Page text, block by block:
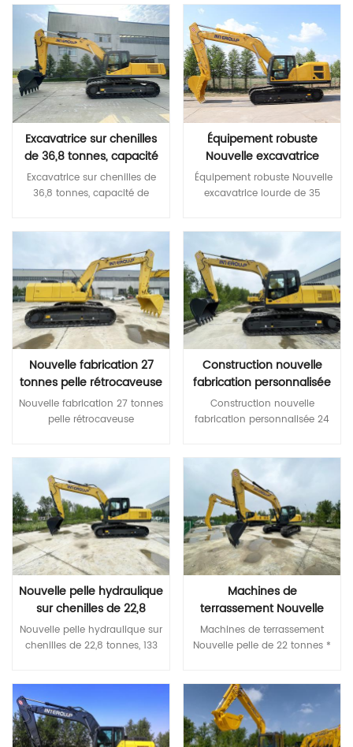
Dimensions Angle
d'inclinaison du mât/chariot
(avant/arrière) Degré (°) 6/12
Hauteur du mât (abaissement
des fourches) mm 2990
Hauteur de levage du mât
mm 3000 Hauteur max. mm
4450 hauteur jusqu'au
garde-tête (hauteur jusqu'à
la cabine) mm 2780 Hauteur
totale (avec fourches) mm
6660 Fourche avant verticale
face à l'extrémité arrière du
hors tout mm 2350 Dimension
1800*200*90 Largeur du
tablier porte-fourche mm
2260 Mât min sol (avec
charge) mm 270
Empattement central min au
sol (avec charge) mm 310
mm 4700 Vitesse de
déplacement (avec
charge/sans charge) km/h
22/30 Performance Vitesse de
240/300 tractionn KN 120
aptitude en pente (avec
charge/sans charge) % 20/22
Frein de conduite Pince
hydraulique discvc Moteur
Marque/modèle du moteur
Moteur Yuchai YJ6J150-T301
Puissance nominale 110 (kW)
Cylindre n° 6 Autres
Engrenages de transmission
(avant/arrière) 2/1 Plus de
détails
Boom renforcé, bâton et seau
Parties structurelles *Plus de
confort coordonné Nouvelle
cabine très rigide, calme et
confortable Moniteur LCD
couleur pour une surveillance
et une maintenance pratiques
Divers modes de travail et
tailles facultatives
Caractéristiques MODÈLE Unité
Poids de fonctionnement
Tonne 53 Capacité de seau
moteur Ykvft-315L2 QSL8.9
min 280 264/2100 Volume de
réservoir de carburant L 500
Vitesse de voyage km / h
4.8/3.0 Vitesse de balançoire r
/ min 9 Degré d'escalade
maximum Â° 30 Force de
Max ISO KN 298 Pression de
mise à la terre moyenne Kpa
95 Modèle de pompe
hydraulique En ligne
réglage MPA 37 Volume de
réservoir hydraulique L 480
UN Durée globale MM 13180
B Largeur globale MM 3340 C
Hauteur globale ï¼au
sommet du boom ï¼ MM 3780
D Hauteur globale ï¼au
sommet de la cabine ï¼ MM
3280 E Déclaration de sol
contrepoids MM 1300 F Min.
autorisation de sol 720 MM
G Rayon de swing de queue
4850 MM H Longueur de
Longueur de piste 5390 MM
K Jauge de piste 2740 MM L
Largeur de piste 3340 MM M
Largeur de la chaussure de
Lire La Suite
Excavatrice sur chenilles
de 36,8 tonnes, capacité
de godet de 1,6 à 1,8 CBM
avec chenille en
Excavatrice sur chenilles de 36,8 tonnes, capacité de godet de 1,6 à 1,8 CBM avec chenille en caoutchouc * Configuration de base haut de gamme de première classe Conforme au moteur Cummins à émissions Stage III, avec une excellente puissance Le moteur Isuzu est conforme aux émissions Stage III, économisant ainsi du carburant et de l'énergie. Pompe principale et vanne principale de marque internationale Les composants hydrauliques de marque mondiale garantissent une grande fiabilité du système hydraulique * Fiabilité et durabilité supérieures Une plus grande fiabilité et durabilité Corps robuste et haute résistance Pièces structurelles renforcées de la flèche, du bras et du godet * Un confort plus coordonné Nouvelle cabine silencieuse, confortable et très rigide Moniteur LCD couleur pour une surveillance et une maintenance pratiques Plusieurs modes de fonctionnement disponibles Caractéristiques MODÈLE Unité QIT 385,9 Poids opérationnel Tonne 36,8 Capacité du seau m³ 1,6-1,8 Modèle de moteur 五十铃6HK1X Puissance nominale kW/tr/min 212/2000 Volume du réservoir de carburant L 595 Vitesse de voyage km/h 5.2/3.3 Vitesse de swing tr/min 8.5 Degré d'escalade maximum ° 70 Force d'arrachage du godet à puissance max ISO KN 256 Pression de mise à la terre moyenne KPA 70,8 Modèle de pompe hydraulique En ligne V90N180/KPM K5V160DT Débit maximal L/min 360x2/320x2 Pression de réglage MPa 37 Volume du réservoir hydraulique L 310 Une longueur hors tout mm 11150 B Largeur hors tout mm 3190 C Hauteur totale （jusqu'au sommet de la flèche ） mm 3280 D Hauteur hors tout （jusqu'au sommet de la cabine ） mm 3280 E Garde au sol du contrepoids mm 1210 F Min. garde au sol mm 495 G Rayon de pivotement arrière mm 3420 H Longueur de mise à la terre du rail mm 4030 J Longueur de piste mm 4955 K Voie écartement mm 2590 L Largeur de voie mm 3190 Largeur des patins M mm 600 N Largeur du plateau tournant mm 2995 Ô Max. hauteur de fouille mm 9800 PMax . hauteur de déversement mm 6830 QMax . profondeur de creusement mm 6890 RMax . profondeur de creusement des murs verticaux mm 6000 SMax . profondeur de creusement pour un plan horizontal de 2,5 m mm 6800 TMax . portée de creusement mm 10800 U Portée d'excavation max. au niveau du sol mm 10600 VMin . rayon de rotation mm 4285 WMax . hauteur au rayon d'oscillation minimum mm 8500 X Distance du centre de rotation à l'arrière mm 3420
Équipement robuste
Nouvelle excavatrice
lourde de 35 tonnes
Équipement robuste Nouvelle
excavatrice lourde de 35
première classe Conforme au
moteur Cummins à émissions
Stage III, avec une excellente
puissance Le moteur Isuzu est
conforme aux émissions
Stage III, économisant ainsi
du carburant et de l'énergie.
Pompe principale et vanne
principale de marque
internationale Les
composants hydrauliques de
marque mondiale
garantissent une grande
hydraulique * Fiabilité et
durabilité supérieures Une
plus grande fiabilité et
durabilité Corps robuste et
haute résistance Pièces
structurelles renforcées de la
flèche, du bras et du godet *
Un confort plus coordonné
Nouvelle cabine silencieuse,
confortable et très rigide
une surveillance et une
maintenance pratiques
fonctionnement disponibles
Caractéristiques Modèle 规格型
号 QIT 360,8 斗容Capacité du
godet (m3) m³ 1,6/1,8 Poids
Lire La Suite
Nouvelle fabrication 27
tonnes pelle rétrocaveuse
hydraulique trou minier
pelle pelles sur chenilles
Nouvelle fabrication 27 tonnes pelle rétrocaveuse hydraulique trou minier pelle pelles sur chenilles excavatrice * Configuration de base haut de gamme de première classe Conforme au moteur Cummins à émissions Stage III, avec une excellente puissance Le moteur Isuzu est conforme aux émissions Stage III, économisant ainsi du carburant et de l'énergie. Pompe principale et vanne principale de marque internationale Les composants hydrauliques de marque mondiale garantissent une grande fiabilité du système hydraulique * Fiabilité et durabilité supérieures Une plus grande fiabilité et durabilité Corps robuste et haute résistance Pièces structurelles renforcées de la flèche, du bras et du godet * Un confort plus coordonné Nouvelle cabine silencieuse, confortable et très rigide Moniteur LCD couleur pour une surveillance et une maintenance pratiques Plusieurs modes de fonctionnement disponibles Caractéristiques MODÈLE Unité QIT 270.9LC Poids opérationnel Tonne 27,5 Capacité du seau m³ 1.3 Modèle de moteur Version QSB7.0 Puissance nominale kW/tr/min 169/2050 Volume du réservoir de carburant L 420 Vitesse de voyage km/h 4,1/2,5 Vitesse de swing tr/min 10.5 Degré d'escalade maximum ° 70 Force d'arrachage du godet à puissance max ISO KN 172 Pression de mise à la terre moyenne KPA 56 Modèle de pompe hydraulique KPMK3V112DT Débit maximal L/min 228*2 Pression de réglage MPa 37.3 Volume du réservoir hydraulique L 246 Une longueur hors tout mm 10000 B Largeur hors tout mm 3190 C Hauteur totale （jusqu'au sommet de la flèche ） mm 3325 D Hauteur hors tout （jusqu'au sommet de la cabine ） mm 3220 E Garde au sol du contrepoids mm 1080 F Min. garde au sol mm 520 G Rayon de pivotement arrière mm 2910 H Longueur de mise à la terre du rail mm 3715 J Longueur de piste mm 4625 K Voie écartement mm 2590 L Largeur de voie mm 3190 Largeur des patins M mm 600 N Largeur du plateau tournant mm 2700 Ô Max. hauteur de fouille mm 9310 PMax . hauteur de déversement mm 6440 QMax . profondeur de creusement mm 6875 RMax . profondeur de creusement des murs verticaux mm 5860 SMax . profondeur de creusement pour un plan horizontal de 2,5 m mm 6680 TMax . portée de creusement mm 10170 U Portée d'excavation max. au niveau du sol mm 9990 VMin . rayon de rotation mm 3975 WMax . hauteur au rayon d'oscillation minimum mm 7835 X Distance du centre de rotation à l'arrière mm 2910
Lire La Suite
Construction nouvelle
fabrication personnalisée
24 tonnes de pelles
minières hydrauliques
Construction nouvelle fabrication personnalisée 24 tonnes de pelles minières hydrauliques * Configuration de base haut de gamme de première classe Conforme au moteur Cummins à émissions Stage III, avec une excellente puissance Le moteur Isuzu est conforme aux émissions Stage III, économisant ainsi du carburant et de l'énergie. Pompe principale et vanne principale de marque internationale Les composants hydrauliques de marque mondiale garantissent une grande fiabilité du système hydraulique * Fiabilité et durabilité supérieures Une plus grande fiabilité et durabilité Corps robuste et haute résistance Pièces structurelles renforcées de la flèche, du bras et du godet * Un confort plus coordonné Nouvelle cabine silencieuse, confortable et très rigide Moniteur LCD couleur pour une surveillance et une maintenance pratiques Plusieurs modes de fonctionnement disponibles Caractéristiques MODÈLE Unité QIT 240,9 Poids opérationnel Tonne 24 Capacité du seau m³ 1.2 Modèle de moteur Version QSB7.0 Puissance nominale kW/tr/min 142/1950 Volume du réservoir de carburant L 420 Vitesse de voyage km/h 5,2/3,5 Vitesse de swing tr/min 11 Degré d'escalade maximum ° 70 Force d'arrachage du godet à puissance max ISO KN 172 Pression de mise à la terre moyenne KPA 49.4 Modèle de pompe hydraulique KPMK3V112DT ​ Débit maximal L/min 228x2 Pression de réglage MPa 37 Volume du réservoir hydraulique L 246 Une longueur hors tout mm 9850 B Largeur hors tout mm 2980 C Hauteur totale （jusqu'au sommet de la flèche ） mm 3190 D Hauteur hors tout （jusqu'au sommet de la cabine ） mm 3120 E Garde au sol du contrepoids mm 1065 F Min. garde au sol mm 440 G Rayon de pivotement arrière mm 2810 H Longueur de mise à la terre du rail mm 3640 J Longueur de piste mm 4450 K Voie écartement mm 2380 L Largeur de voie mm 2980 Largeur des patins M mm 600 N Largeur du plateau tournant mm 2700 Ô Max. hauteur de fouille mm 9310 PMax . hauteur de déversement mm 6440 QMax . profondeur de creusement mm 6875 RMax . profondeur de creusement des murs verticaux mm 5860 SMax . profondeur de creusement pour un plan horizontal de 2,5 m mm 6680 TMax . portée de creusement mm 10170 U Portée d'excavation max. au niveau du sol mm 9990 VMin . rayon de rotation mm 3975 WMax . hauteur au rayon d'oscillation minimum mm 7775 X Distance du centre de rotation à l'arrière mm 2810 Z Hauteur du contrepo
Lire La Suite
Nouvelle pelle hydraulique
sur chenilles de 22,8
tonnes, 133 kW
Nouvelle pelle hydraulique sur chenilles de 22,8 tonnes, 133 kW * Configuration de base haut de gamme de première classe Conforme au moteur Cummins à émissions Stage III, avec une excellente puissance Le moteur Isuzu est conforme aux émissions Stage III, économisant ainsi du carburant et de l'énergie. Pompe principale et vanne principale de marque internationale Les composants hydrauliques de marque mondiale garantissent une grande fiabilité du système hydraulique * Fiabilité et durabilité supérieures Une plus grande fiabilité et durabilité Corps robuste et haute résistance Pièces structurelles renforcées de la flèche, du bras et du godet * Un confort plus coordonné Nouvelle cabine silencieuse, confortable et très rigide Moniteur LCD couleur pour une surveillance et une maintenance pratiques Plusieurs modes de fonctionnement disponibles Caractéristiques MODÈLE Unité QIT 220,9 Poids opérationnel Tonne 22,8 Capacité du seau m³ 1.0 Modèle de moteur 五十铃4HK1X Version QSB7.0 Puissance nominale kW/tr/min 133/2000 124/1800 Volume du réservoir de carburant L 420 Vitesse de voyage km/h 5,2/3,5 Vitesse de swing tr/min 11.5 Degré d'escalade maximum ° 70 Force d'arrachage du godet à puissance max ISO KN 157 Pression de mise à la terre moyenne KPA 46,5 Modèle de pompe hydraulique En ligne V90N130 KPM3V112DT Débit maximal L/min 250*2 228*2 Pression de réglage MPa 37 Volume du réservoir hydraulique L 246 Une longueur hors tout mm 9560 B Largeur hors tout mm 2980 C Hauteur totale （jusqu'au sommet de la flèche ） mm 3040 D Hauteur hors tout （jusqu'au sommet de la cabine ） mm 3120 E Garde au sol du contrepoids mm 1065 F Min. garde au sol mm 466 G Rayon de pivotement arrière mm 2720 H Longueur de mise à la terre du rail mm 3445 J Longueur de piste mm 4260 K Voie écartement mm 2380 L Largeur de voie mm 2980 Largeur des patins M mm 600 N Largeur du plateau tournant mm 2700 Ô Max. hauteur de fouille mm 9275 PMax . hauteur de déversement mm 6560 QMax . profondeur de creusement mm 6515 RMax . profondeur de creusement des murs verticaux mm 5915 SMax . profondeur de creusement pour un plan horizontal de 2,5 m mm 6380 TMax . portée de creusement mm 9865 U Portée d'excavation max. au niveau du sol mm 9680 VMin . rayon de rotation mm 3630 WMax . hauteur au rayon d'oscillation minimum mm 7670
Machines de
terrassement Nouvelle
pelle de 22 tonnes
Machines de terrassement Nouvelle pelle de 22 tonnes * Configuration de base haut de gamme de première classe Les moteurs Yanmar sont conformes aux émissions Stage III, économisant ainsi de l'énergie et du carburant. Pompe principale et vanne principale de marque internationale Les composants hydrauliques de marque mondiale garantissent une grande fiabilité du système hydraulique * Une plus grande fiabilité et durabilité Corps robuste et haute résistance Pièces structurelles renforcées de la flèche, du bras et du godet * Un confort plus coordonné Nouvelle cabine très rigide, silencieuse et confortable Moniteur LCD couleur pour une surveillance et une maintenance pratiques Plusieurs modes de fonctionnement disponibles Caractéristiques MODÈLE Unité QIT 215,9 Poids opérationnel Tonne 22,5 Capacité du seau m³ 0,93 Modèle de moteur 4M50 Puissance nominale kW/tr/min 118/2000 Volume du réservoir de carburant L 420 Vitesse de voyage km/h 5,2/3,5 Vitesse de swing tr/min 11.5 Degré d'escalade maximum ° 70 Force d'arrachage du godet à puissance max ISO KN 157 Pression de mise à la terre moyenne KPA 48 Modèle de pompe hydraulique En ligne V90N130 Débit maximal L/min 222*2 Pression de réglage MPa 37 Volume du réservoir hydraulique L 246 Une longueur hors tout mm 9560 B Largeur hors tout mm 2980 C Hauteur totale （jusqu'au sommet de la flèche ） mm 3040 D Hauteur hors tout （jusqu'au sommet de la cabine ） mm 3120 E Garde au sol du contrepoids mm 1065 F Min. garde au sol mm 466 G Rayon de pivotement arrière mm 2720 H Longueur de mise à la terre du rail mm 3260 J Longueur de piste mm 4060 K Voie écartement mm 2380 L Largeur de voie mm 2980 Largeur des patins M mm 600 N Largeur du plateau tournant mm 2700 Ô Max. hauteur de fouille mm 9275 PMax . hauteur de déversement mm 6560 QMax . profondeur de creusement mm 6515 RMax . profondeur de creusement des murs verticaux mm 5915 SMax . profondeur de creusement pour un plan horizontal de 2,5 m mm 6380 TMax . portée de creusement mm 9865 U Portée d'excavation max. au niveau du sol mm 9680 VMin . rayon de rotation mm 3630 WMax . hauteur au rayon d'oscillation minimum mm 7670 X Distance du centre de rotation à l'arrière mm 2720 Z Hauteur du contrepoids mm 2120
Lire La Suite